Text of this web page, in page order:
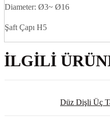
Diameter: Ø3~ Ø16
Şaft Çapı H5
İLGILI
Düz Dişli Üç